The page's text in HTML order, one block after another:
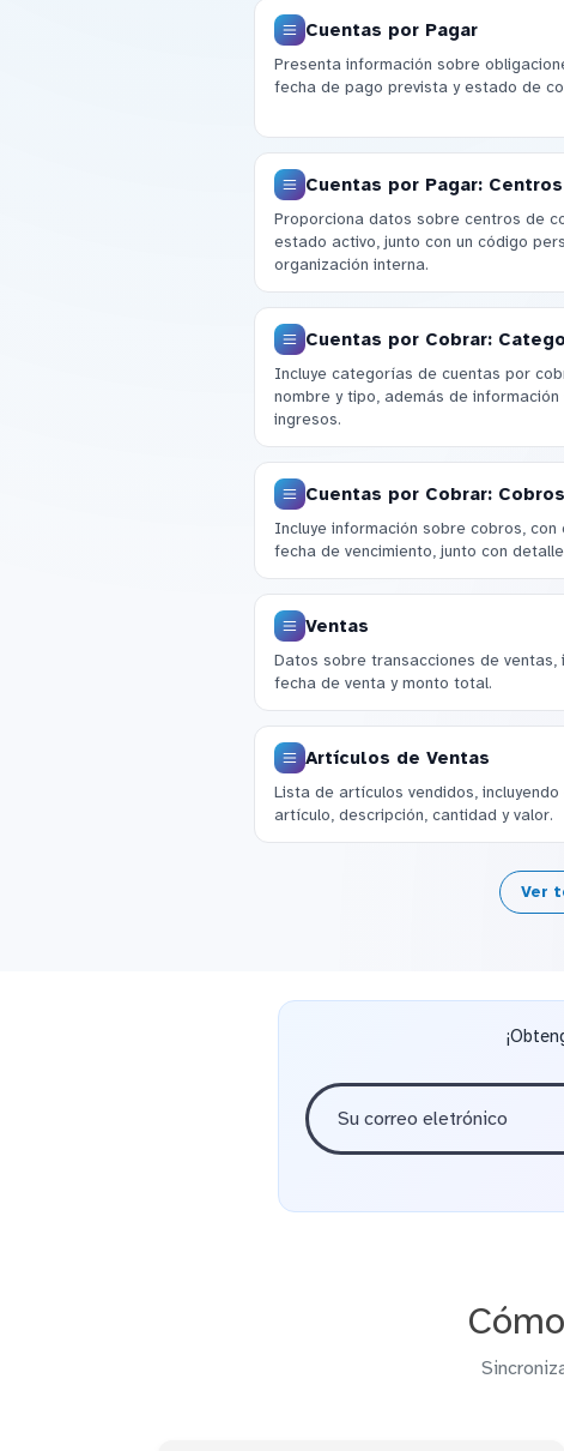
Cuentas por Pagar
Presenta información sobre
fecha de pago prevista y estado de
Cuentas por Pagar:
Proporciona datos sobre centros de
estado activo, junto con un código
organización interna.
Cuentas por Cobrar:
Incluye categorías de cuentas por
nombre y tipo, además de
ingresos.
Cuentas por Cobrar: Cobros
Incluye información sobre cobros,
fecha de vencimiento, junto con
Ventas
Datos sobre transacciones de ventas,
fecha de venta y monto total.
Artículos de Ventas
Lista de artículos vendidos,
artículo, descripción, cantidad y valor.
Ver